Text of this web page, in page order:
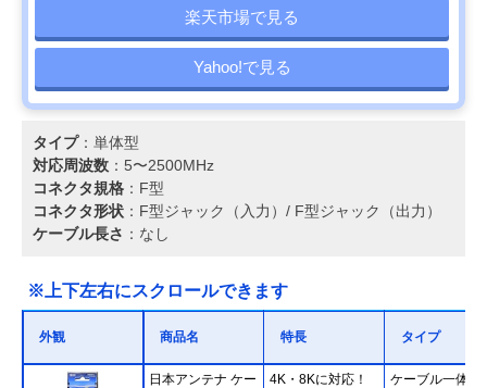
楽天市場で見る
Yahoo!で見る
タイプ：単体型
対応周波数 ：5〜2500MHz
コネクタ規格 ：F型
コネクタ形状 ：F型ジャック（入力）/ F型ジャック（出力）
ケーブル長さ ：なし
※上下左右にスクロールできます
外観 商品名 特長 タイプ
日本アンテナ ケー
4K・8Kに対応！
ケーブル一体型